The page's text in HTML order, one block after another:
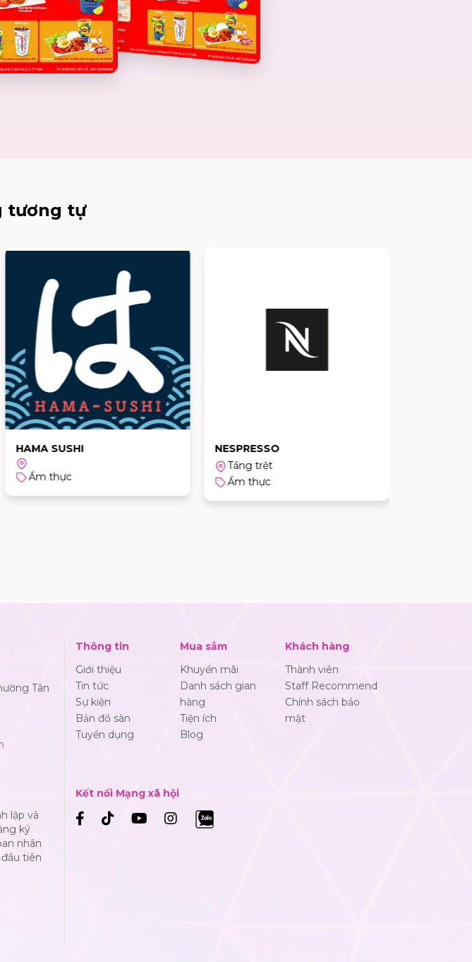
tương tự
HAMA SUSHI
Ẩm thực
NESPRESSO
Tầng trệt
Ẩm thực
Tân
lập và
ký
nhân
tiên
Thông tin
Giới thiệu
Tin tức
Sự kiện
Bản đồ sàn
Tuyển dụng
Mua sắm
Khuyến mãi
Danh sách gian
hàng
Tiện ích
Blog
Khách hàng
Thành viên
Staff Recommend
Chính sách bảo
mật
Kết nối Mạng xã hội